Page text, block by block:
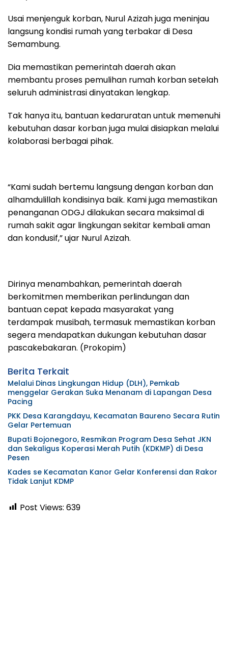
Usai menjenguk korban, Nurul Azizah juga meninjau
langsung kondisi rumah yang terbakar di Desa
Semambung.
Dia memastikan pemerintah daerah akan
membantu proses pemulihan rumah korban setelah
seluruh administrasi dinyatakan lengkap.
Tak hanya itu, bantuan kedaruratan untuk memenuhi
kebutuhan dasar korban juga mulai disiapkan melalui
kolaborasi berbagai pihak.
“Kami sudah bertemu langsung dengan korban dan
alhamdulillah kondisinya baik. Kami juga memastikan
penanganan ODGJ dilakukan secara maksimal di
rumah sakit agar lingkungan sekitar kembali aman
dan kondusif,” ujar Nurul Azizah.
Dirinya menambahkan, pemerintah daerah
berkomitmen memberikan perlindungan dan
bantuan cepat kepada masyarakat yang
terdampak musibah, termasuk memastikan korban
segera mendapatkan dukungan kebutuhan dasar
pascakebakaran. (Prokopim)
Berita Terkait
Melalui Dinas Lingkungan Hidup (DLH), Pemkab
menggelar Gerakan Suka Menanam di Lapangan Desa
Pacing
PKK Desa Karangdayu, Kecamatan Baureno Secara Rutin
Gelar Pertemuan
Bupati Bojonegoro, Resmikan Program Desa Sehat JKN
dan Sekaligus Koperasi Merah Putih (KDKMP) di Desa
Pesen
Kades se Kecamatan Kanor Gelar Konferensi dan Rakor
Tidak Lanjut KDMP
Post Views: 639